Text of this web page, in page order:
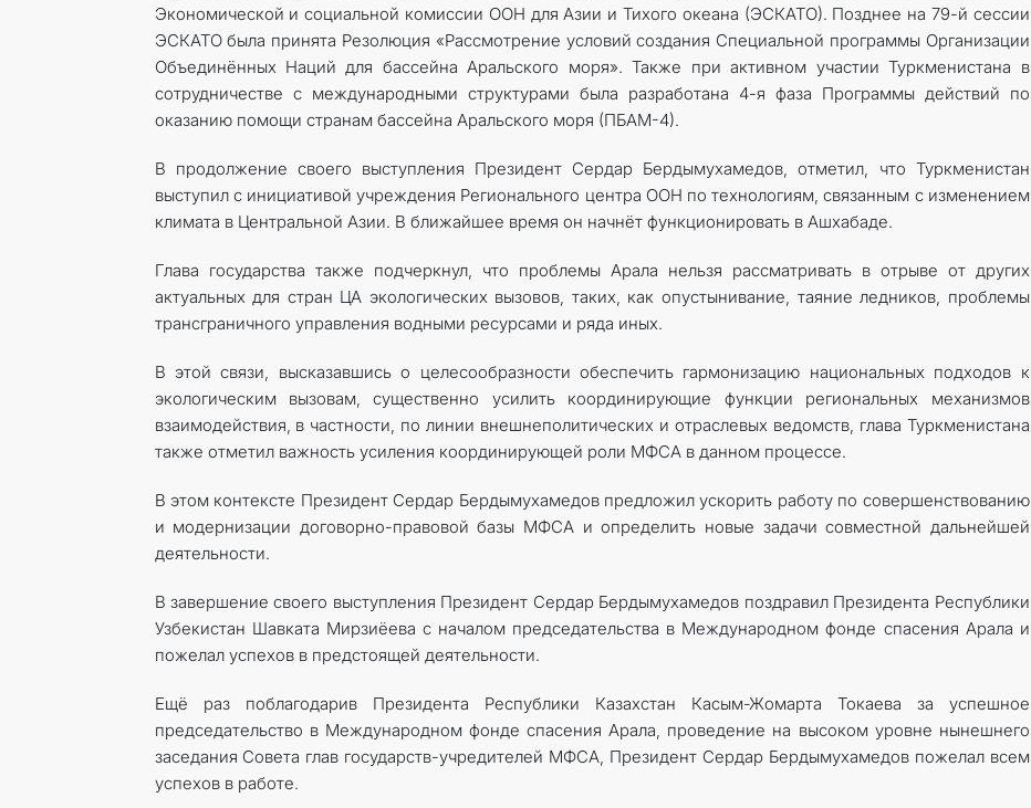
Экономической и социальной комиссии ООН для Азии и Тихого океана (ЭСКАТО). Позднее на 79-й сессии
ЭСКАТО была принята Резолюция «Рассмотрение условий создания Специальной программы Организации
Объединённых Наций для бассейна Аральского моря». Также при активном участии Туркменистана в
сотрудничестве с международными структурами была разработана 4-я фаза Программы действий по
оказанию помощи странам бассейна Аральского моря (ПБАМ-4).
В продолжение своего выступления Президент Сердар Бердымухамедов, отметил, что Туркменистан
выступил с инициативой учреждения Регионального центра ООН по технологиям, связанным с изменением
климата в Центральной Азии. В ближайшее время он начнёт функционировать в Ашхабаде.
Глава государства также подчеркнул, что проблемы Арала нельзя рассматривать в отрыве от других
актуальных для стран ЦА экологических вызовов, таких, как опустынивание, таяние ледников, проблемы
трансграничного управления водными ресурсами и ряда иных.
В этой связи, высказавшись о целесообразности обеспечить гармонизацию национальных подходов к
экологическим вызовам, существенно усилить координирующие функции региональных механизмов
взаимодействия, в частности, по линии внешнеполитических и отраслевых ведомств, глава Туркменистана
также отметил важность усиления координирующей роли МФСА в данном процессе.
В этом контексте Президент Сердар Бердымухамедов предложил ускорить работу по совершенствованию
и модернизации договорно-правовой базы МФСА и определить новые задачи совместной дальнейшей
деятельности.
В завершение своего выступления Президент Сердар Бердымухамедов поздравил Президента Республики
Узбекистан Шавката Мирзиёева с началом председательства в Международном фонде спасения Арала и
пожелал успехов в предстоящей деятельности.
Ещё раз поблагодарив Президента Республики Казахстан Касым-Жомарта Токаева за успешное
председательство в Международном фонде спасения Арала, проведение на высоком уровне нынешнего
заседания Совета глав государств-учредителей МФСА, Президент Сердар Бердымухамедов пожелал всем
успехов в работе.